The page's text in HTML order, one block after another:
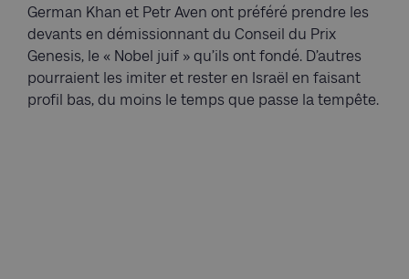
German Khan et Petr Aven ont préféré prendre les
devants en démissionnant du Conseil du Prix
Genesis, le « Nobel juif » qu’ils ont fondé. D’autres
pourraient les imiter et rester en Israël en faisant
profil bas, du moins le temps que passe la tempête.